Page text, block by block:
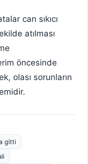
can sıkıcı
atılması
öncesinde
olası sorunların
gitti